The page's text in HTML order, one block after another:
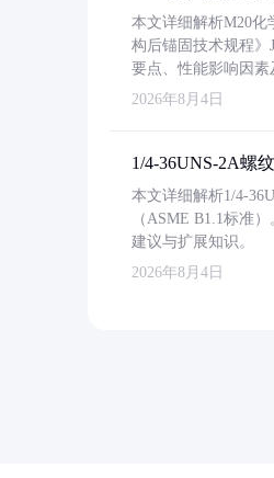
本文详细解析M20
构后锚固技术规程》
要点、性能影响因素
2026年8月4日
1/4-36UNS-2A螺
本文详细解析1/4-
（ASME B1.1标准
建议与扩展知识。
2026年8月4日